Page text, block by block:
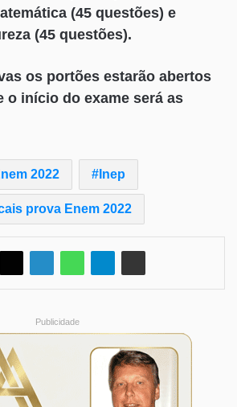
(45 questões) e
(45 questões).
os portões estarão abertos
o início do exame será as
2022 Inep
prova Enem 2022
Publicidade